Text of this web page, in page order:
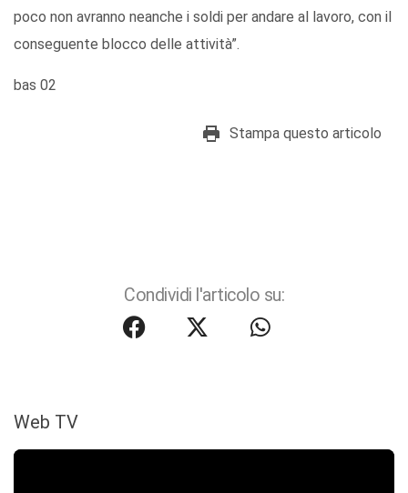
poco non avranno neanche i soldi per andare al lavoro, con il
conseguente blocco delle attività”.
bas 02
Stampa questo articolo
Condividi l'articolo su:
Web TV